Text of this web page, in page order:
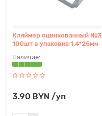
Кляймер оцинкованный №3
100шт в упаковке 1,4*25мм
3.90 BYN /уп